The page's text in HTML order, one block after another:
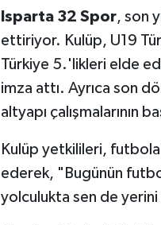
Isparta 32 Spor, son
ettiriyor. Kulüp, U19
Türkiye 5.'likleri elde
imza attı. Ayrıca son
altyapı çalışmalarının
Kulüp yetkilileri,
ederek, "Bugünün
yolculukta sen de yerini